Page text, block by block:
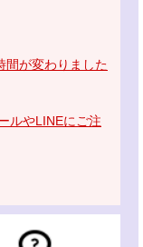
間が変わりました
ルやLINEにご注